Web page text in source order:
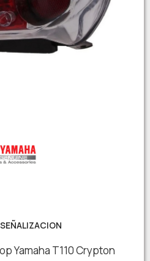
Yamaha T110 Crypton